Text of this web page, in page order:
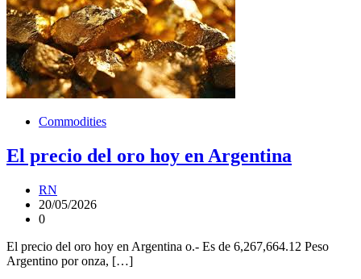
Commodities
El precio del oro hoy en Argentina
RN
20/05/2026
0
El precio del oro hoy en Argentina o.- Es de 6,267,664.12 Peso
Argentino por onza, […]